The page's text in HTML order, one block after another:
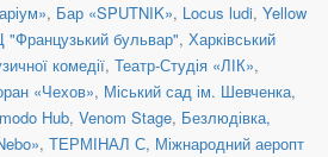
, Бар «SPUTNIK», Locus ludi, Yellow
бульвар", Харківський
комедії, Театр-Студія «ЛІК»,
«Чехов», Міський сад ім. Шевченка,
Hub, Venom Stage, Безлюдівка,
, ТЕРМІНАЛ С, Міжнародний аеропт